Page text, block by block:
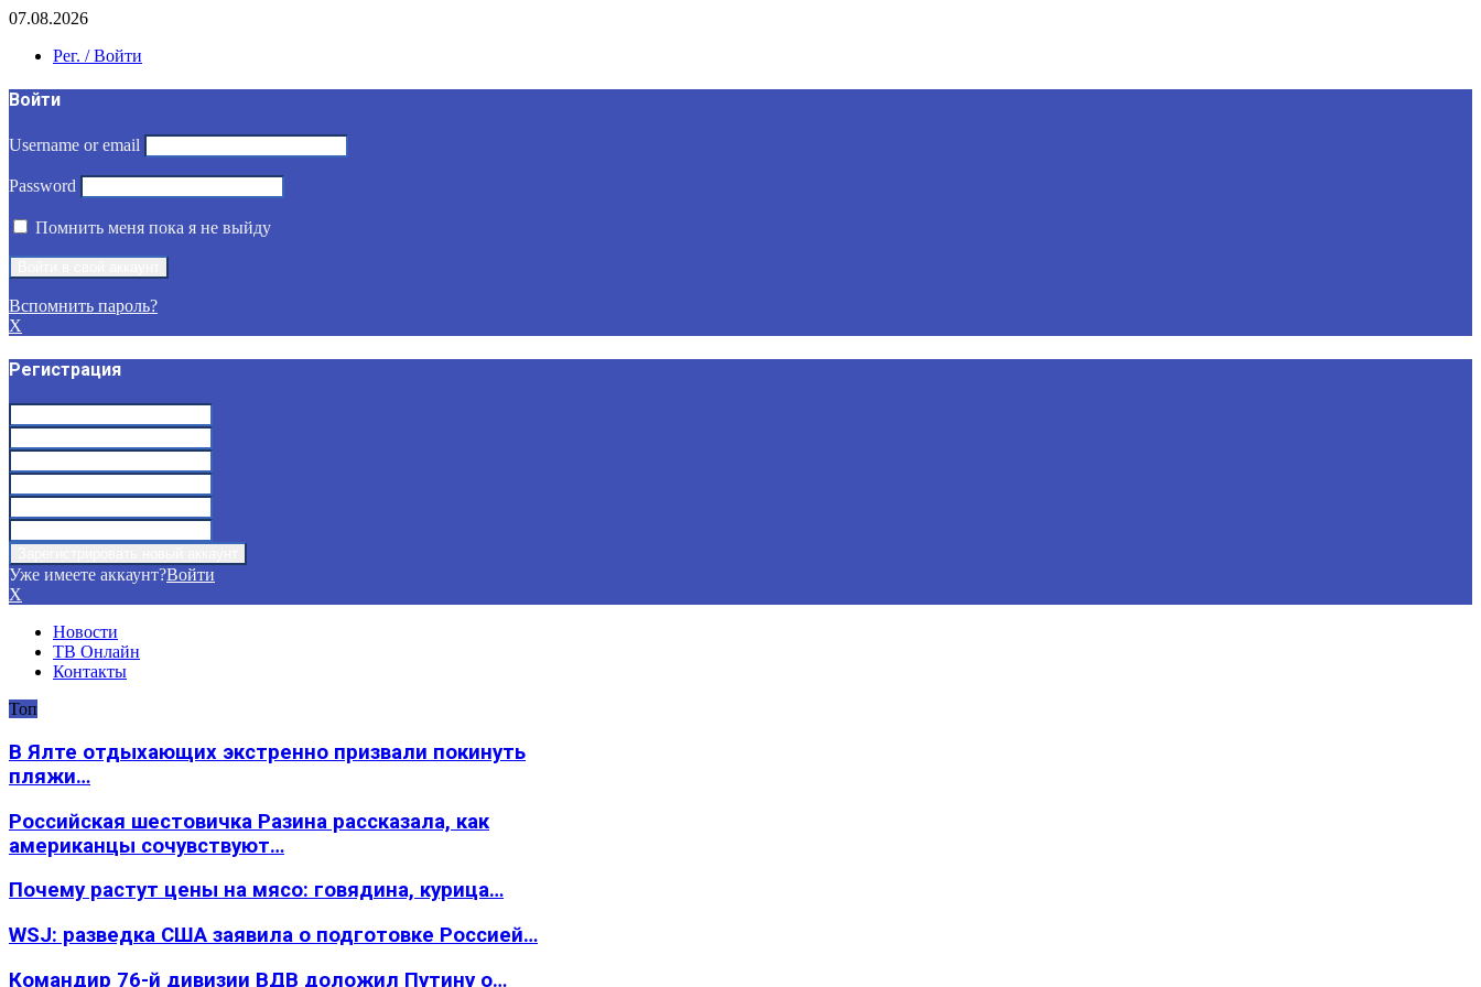
07.08.2026
Рег. / Войти
Войти
Username or email
Password
Помнить меня пока я не выйду
Вспомнить пароль?
X
Регистрация
Уже имеете аккаунт?Войти
X
Новости
ТВ Онлайн
Контакты
Топ
В Ялте отдыхающих экстренно призвали покинуть
пляжи…
Российская шестовичка Разина рассказала, как
американцы сочувствуют…
Почему растут цены на мясо: говядина, курица…
WSJ: разведка США заявила о подготовке Россией…
Командир 76-й дивизии ВДВ доложил Путину о…